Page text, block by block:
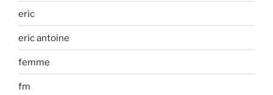
eric
eric antoine
femme
fm